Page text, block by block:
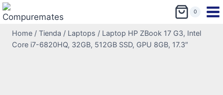
0
Home / Tienda / Laptops / Laptop HP ZBook 17 G3, Intel
Core i7-6820HQ, 32GB, 512GB SSD, GPU 8GB, 17.3″